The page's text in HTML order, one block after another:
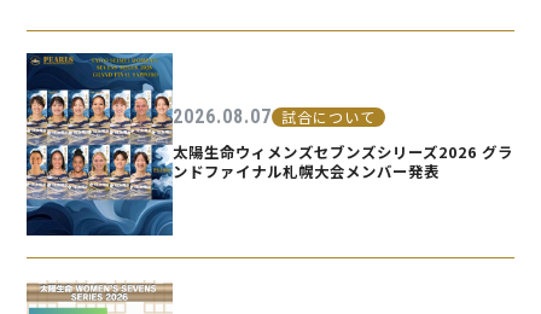
2026.08.07 試合について
太陽生命ウィメンズセブンズシリーズ2026 グラ
ンドファイナル札幌大会メンバー発表